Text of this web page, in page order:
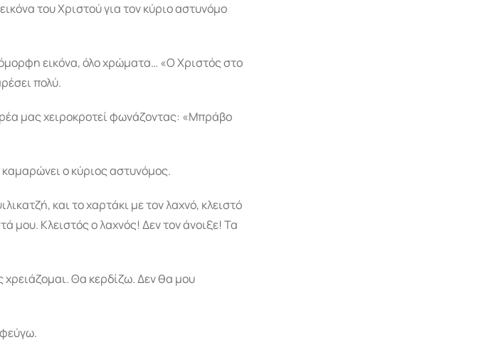
του Χριστού για τον κύριο αστυνόμο
εικόνα, όλο χρώματα… «Ο Χριστός στο
πολύ.
μας χειροκροτεί φωνάζοντας: «Μπράβο
καμαρώνει ο κύριος αστυνόμος.
και το χαρτάκι με τον λαχνό, κλειστό
μου. Κλειστός ο λαχνός! Δεν τον άνοιξε! Τα
χρειάζομαι. Θα κερδίζω. Δεν θα μου